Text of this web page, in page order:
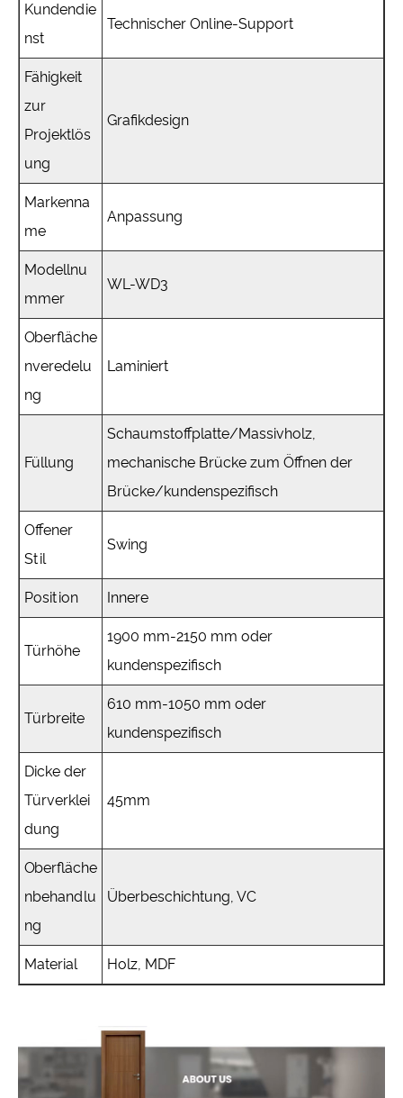
Kundendie
nst
Technischer Online-Support
Fähigkeit
zur
Projektlös
ung
Grafikdesign
Markenna
me
Anpassung
Modellnu
mmer
WL-WD3
Oberfläche
nveredelu
ng
Laminiert
Füllung
Schaumstoffplatte/Massivholz,
mechanische Brücke zum Öffnen der
Brücke/kundenspezifisch
Offener
Stil
Swing
Position Innere
Türhöhe
1900 mm-2150 mm oder
kundenspezifisch
Türbreite
610 mm-1050 mm oder
kundenspezifisch
Dicke der
Türverklei
dung
45mm
Oberfläche
nbehandlu
ng
Überbeschichtung, VC
Material Holz, MDF